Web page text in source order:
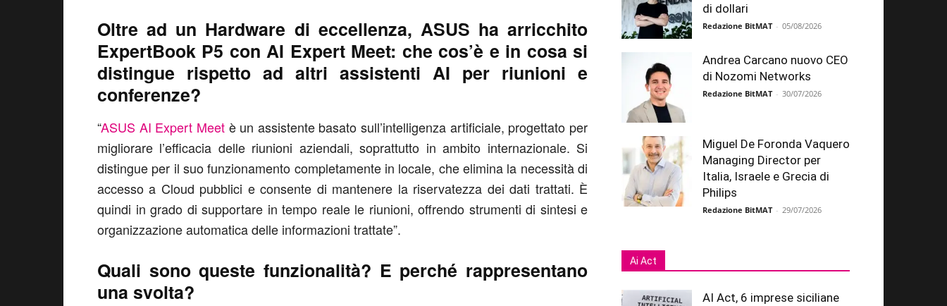
Oltre ad un Hardware di eccellenza, ASUS ha arricchito
ExpertBook P5 con AI Expert Meet: che cos’è e in cosa si
distingue rispetto ad altri assistenti AI per riunioni e
conferenze?
“ASUS AI Expert Meetè un assistente basato sull’intelligenza artificiale, progettato per
migliorare l’efficacia delle riunioni aziendali, soprattutto in ambito internazionale. Si
distingue per il suo funzionamento completamente in locale, che elimina la necessità di
accesso a Cloud pubblici e consente di mantenere la riservatezza dei dati trattati. È
quindi in grado di supportare in tempo reale le riunioni, offrendo strumenti di sintesi e
organizzazione automatica delle informazioni trattate”.
Quali sono queste funzionalità? E perché rappresentano
una svolta?
di dollari
Redazione BitMAT - 05/08/2026
Andrea Carcano nuovo CEO
di Nozomi Networks
Redazione BitMAT - 30/07/2026
Miguel De Foronda Vaquero
Managing Director per
Italia, Israele e Grecia di
Philips
Redazione BitMAT - 29/07/2026
Ai Act
AI Act, 6 imprese siciliane